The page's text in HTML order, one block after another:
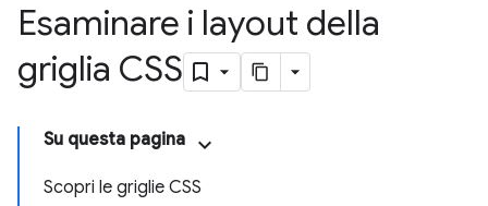
Esaminare i layout della
griglia CSS
Su questa pagina
Scopri le griglie CSS